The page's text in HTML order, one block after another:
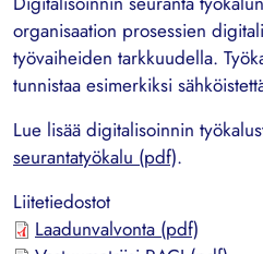
organisaation prosessien
työvaiheiden tarkkuudella.
tunnistaa esimerkiksi
Lue lisää digitalisoinnin
seurantatyökalu (pdf).
Liitetiedostot
Laadunvalvonta (pdf)